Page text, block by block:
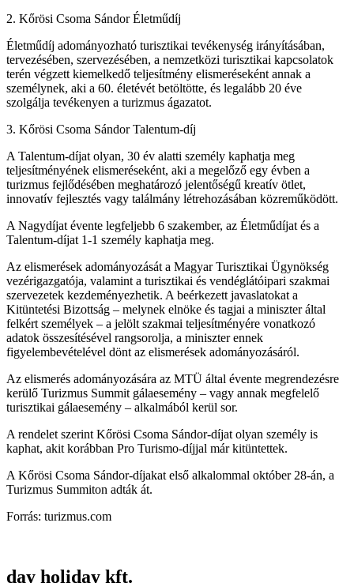
2. Kőrösi Csoma Sándor Életműdíj
Életműdíj adományozható turisztikai tevékenység irányításában,
tervezésében, szervezésében, a nemzetközi turisztikai kapcsolatok
terén végzett kiemelkedő teljesítmény elismeréseként annak a
személynek, aki a 60. életévét betöltötte, és legalább 20 éve
szolgálja tevékenyen a turizmus ágazatot.
3. Kőrösi Csoma Sándor Talentum-díj
A Talentum-díjat olyan, 30 év alatti személy kaphatja meg
teljesítményének elismeréseként, aki a megelőző egy évben a
turizmus fejlődésében meghatározó jelentőségű kreatív ötlet,
innovatív fejlesztés vagy találmány létrehozásában közreműködött.
A Nagydíjat évente legfeljebb 6 szakember, az Életműdíjat és a
Talentum-díjat 1-1 személy kaphatja meg.
Az elismerések adományozását a Magyar Turisztikai Ügynökség
vezérigazgatója, valamint a turisztikai és vendéglátóipari szakmai
szervezetek kezdeményezhetik. A beérkezett javaslatokat a
Kitüntetési Bizottság – melynek elnöke és tagjai a miniszter által
felkért személyek – a jelölt szakmai teljesítményére vonatkozó
adatok összesítésével rangsorolja, a miniszter ennek
figyelembevételével dönt az elismerések adományozásáról.
Az elismerés adományozására az MTÜ által évente megrendezésre
kerülő Turizmus Summit gálaesemény – vagy annak megfelelő
turisztikai gálaesemény – alkalmából kerül sor.
A rendelet szerint Kőrösi Csoma Sándor-díjat olyan személy is
kaphat, akit korábban Pro Turismo-díjjal már kitüntettek.
A Kőrösi Csoma Sándor-díjakat első alkalommal október 28-án, a
Turizmus Summiton adták át.
Forrás: turizmus.com
day holiday kft.